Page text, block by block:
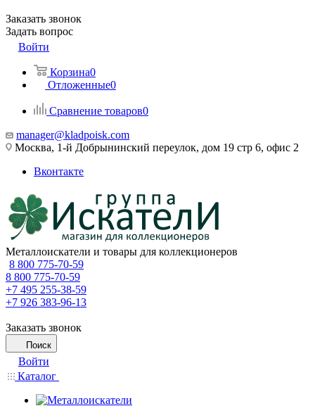
Заказать звонок
Задать вопрос
Войти
Корзина0
Отложенные0
Сравнение товаров0
manager@kladpoisk.com
Москва, 1-й Добрынинский переулок, дом 19 стр 6, офис 2
Вконтакте
Металлоискатели и товары для коллекционеров
8 800 775-70-59
8 800 775-70-59
+7 495 255-38-59
+7 926 383-96-13
Заказать звонок
Поиск
Войти
Каталог